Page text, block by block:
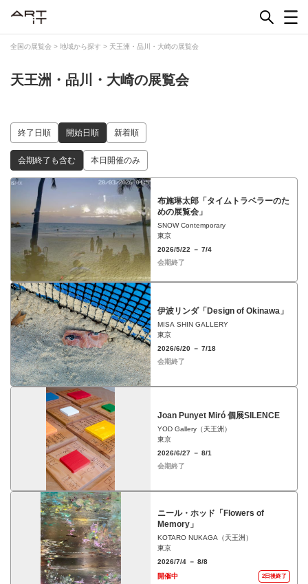
全国の展覧会 > 地域から探す > 天王洲・品川・大崎の展覧会
天王洲・品川・大崎の展覧会
終了日順 開始日順 新着順
会期終了も含む 本日開催のみ
布施琳太郎「タイムトラベラーのた
めの展覧会」
SNOW Contemporary
東京
2026/5/22 － 7/4
会期終了
伊波リンダ「Design of Okinawa」
MISA SHIN GALLERY
東京
2026/6/20 － 7/18
会期終了
Joan Punyet Miró 個展SILENCE
YOD Gallery（天王洲）
東京
2026/6/27 － 8/1
会期終了
ニール・ホッド「Flowers of
Memory」
KOTARO NUKAGA（天王洲）
東京
2026/7/4 － 8/8
開催中
2日後終了